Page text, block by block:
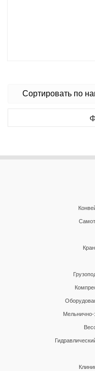
Мельнично-